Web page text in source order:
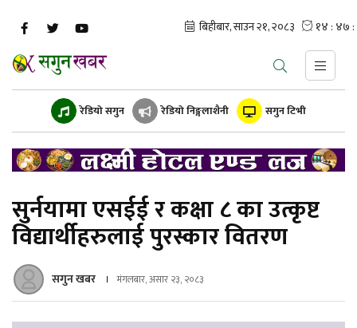
रेडियो सगुन रेडियो निङ्गलाशैनी सगुन टिभी
सुर्नयामा एसईई र कक्षा ८ का उत्कृष्ट
विद्यार्थीहरुलाई पुरस्कार वितरण
सगुन खबर मंगलबार, असार २३, २०८३